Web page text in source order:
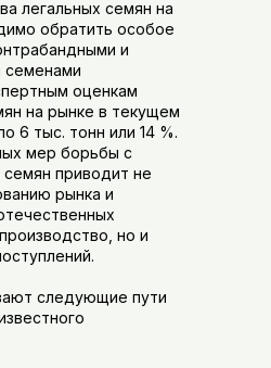
легальных семян на
обратить особое
и
семенами
оценкам
на рынке в текущем
6 тыс. тонн или 14 %.
мер борьбы с
приводит не
рынка и
но и
следующие пути